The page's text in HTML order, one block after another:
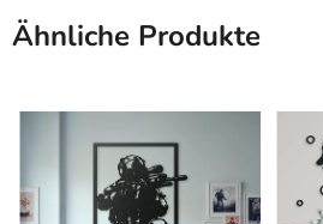
Ähnliche Produkte